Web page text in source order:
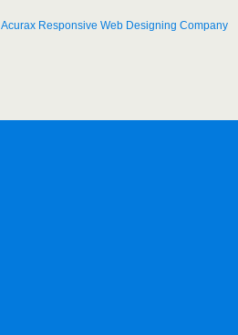
Acurax Responsive Web Designing Company